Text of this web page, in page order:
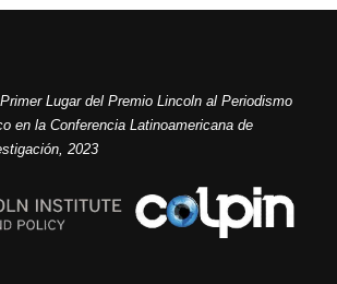
Lugar del Premio Lincoln al Periodismo
en la Conferencia Latinoamericana de
2023